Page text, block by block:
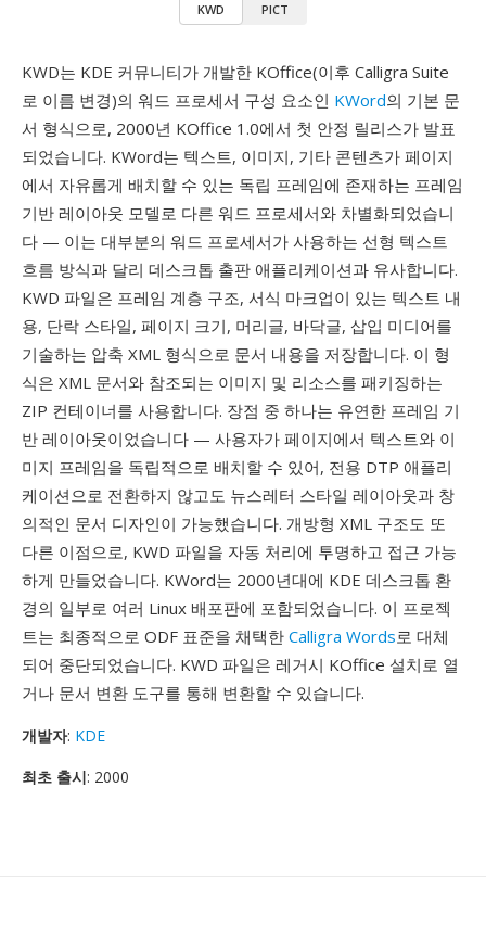
KWD PICT
KWD는 KDE 커뮤니티가 개발한 KOffice(이후 Calligra Suite
로 이름 변경)의 워드 프로세서 구성 요소인 KWord의 기본 문
서 형식으로, 2000년 KOffice 1.0에서 첫 안정 릴리스가 발표
되었습니다. KWord는 텍스트, 이미지, 기타 콘텐츠가 페이지
에서 자유롭게 배치할 수 있는 독립 프레임에 존재하는 프레임
기반 레이아웃 모델로 다른 워드 프로세서와 차별화되었습니
다 — 이는 대부분의 워드 프로세서가 사용하는 선형 텍스트
흐름 방식과 달리 데스크톱 출판 애플리케이션과 유사합니다.
KWD 파일은 프레임 계층 구조, 서식 마크업이 있는 텍스트 내
용, 단락 스타일, 페이지 크기, 머리글, 바닥글, 삽입 미디어를
기술하는 압축 XML 형식으로 문서 내용을 저장합니다. 이 형
식은 XML 문서와 참조되는 이미지 및 리소스를 패키징하는
ZIP 컨테이너를 사용합니다. 장점 중 하나는 유연한 프레임 기
반 레이아웃이었습니다 — 사용자가 페이지에서 텍스트와 이
미지 프레임을 독립적으로 배치할 수 있어, 전용 DTP 애플리
케이션으로 전환하지 않고도 뉴스레터 스타일 레이아웃과 창
의적인 문서 디자인이 가능했습니다. 개방형 XML 구조도 또
다른 이점으로, KWD 파일을 자동 처리에 투명하고 접근 가능
하게 만들었습니다. KWord는 2000년대에 KDE 데스크톱 환
경의 일부로 여러 Linux 배포판에 포함되었습니다. 이 프로젝
트는 최종적으로 ODF 표준을 채택한 Calligra Words로 대체
되어 중단되었습니다. KWD 파일은 레거시 KOffice 설치로 열
거나 문서 변환 도구를 통해 변환할 수 있습니다.
개발자: KDE
최초 출시: 2000